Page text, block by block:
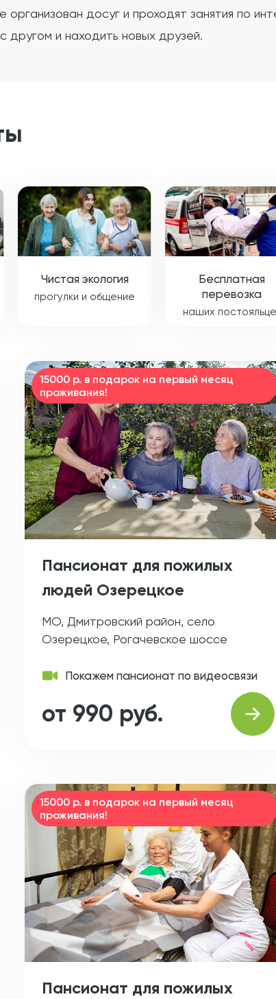
организован досуг и проходят занятия по
и находить новых друзей.
Чистая экология
прогулки и общение
Бесплатная
перевозка
наших
15000 р. в подарок на первый месяц
проживания!
Пансионат для пожилых
людей Озерецкое
МО, Дмитровский район, село
Озерецкое, Рогачевское шоссе
Покажем пансионат по видеосвязи
от 990 руб.
15000 р. в подарок на первый месяц
проживания!
Пансионат для пожилых